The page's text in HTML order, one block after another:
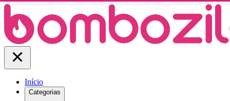
Início
Categorias